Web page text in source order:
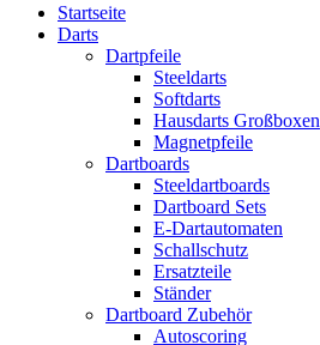
Startseite
Darts
Dartpfeile
Steeldarts
Softdarts
Hausdarts Großboxen
Magnetpfeile
Dartboards
Steeldartboards
Dartboard Sets
E-Dartautomaten
Schallschutz
Ersatzteile
Ständer
Dartboard Zubehör
Autoscoring